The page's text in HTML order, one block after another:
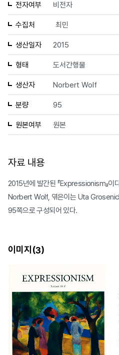
전자여부 비전자
수집처 최민
생산일자 2015
형태 도서간행물
생산자 Norbert Wolf
분량 95
원본여부 원본
자료 내용
2015년에 발간된 『Expressionism』이
Norbert Wolf, 엮은이는 Uta
95쪽으로 구성되어 있다.
이미지(3)